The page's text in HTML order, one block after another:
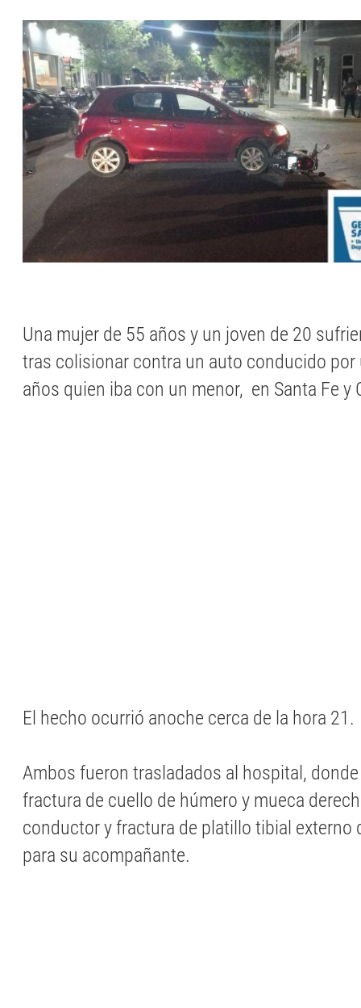
Una mujer de 55 años y un joven de 20
tras colisionar contra un auto conducido por
años quien iba con un menor, en Santa Fe y
El hecho ocurrió anoche cerca de la hora 21.
Ambos fueron trasladados al hospital,
fractura de cuello de húmero y mueca
conductor y fractura de platillo tibial externo
para su acompañante.